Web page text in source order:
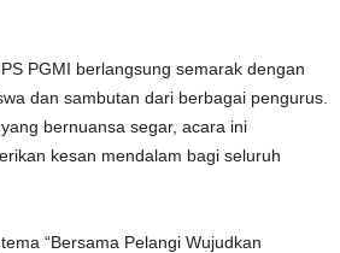
PGMI berlangsung semarak dengan
dan sambutan dari berbagai pengurus.
bernuansa segar, acara ini
kesan mendalam bagi seluruh
“Bersama Pelangi Wujudkan